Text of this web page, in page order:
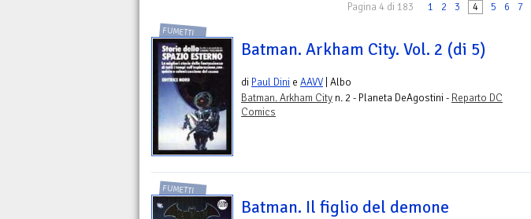
Pagina 4 di 183 1 2 3 4 5 6 7
FUMETTI
Batman. Arkham City. Vol. 2 (di 5)
di Paul Dini e AAVV | Albo
Batman. Arkham City n. 2 - Planeta DeAgostini - Reparto DC
Comics
FUMETTI
Batman. Il figlio del demone